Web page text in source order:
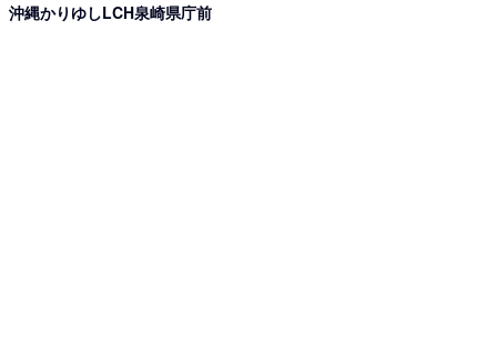
沖縄かりゆしLCH泉崎県庁前